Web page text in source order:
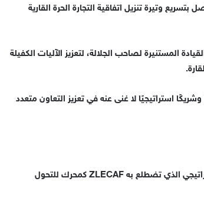
وتيرة تنزيل اتفاقية التجارة الحرة القارية
المستنيرة لصاحب الجلالة، لتعزيز الآليات الكفيلة
استراتيجيًا لا غنى عنه في تعزيز التعاون متعدد
​تهدف الدورة الثانية للمنتدى إلى تعميق الحوار حول الدور الاستراتيجي الذي تضطلع به ZLECAF كمحرك للتحول